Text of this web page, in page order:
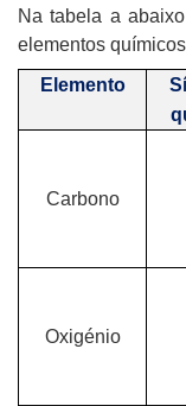
Na tabela a
elementos
Elemento
Carbono
Oxigénio